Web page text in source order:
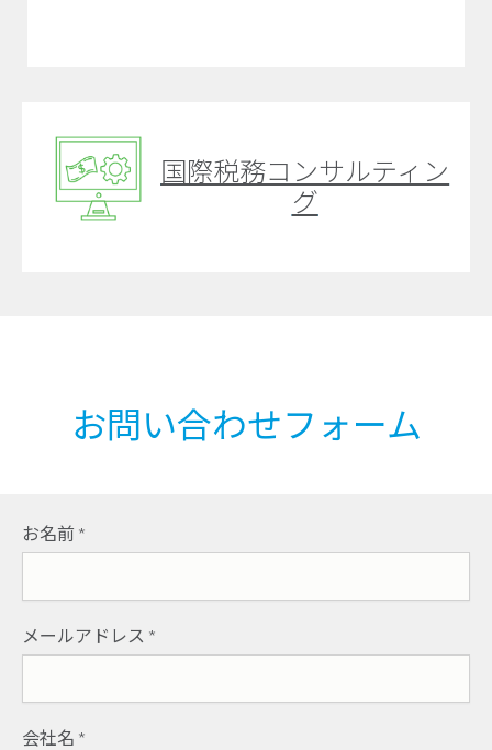
国際税務コンサルティン
グ
お問い合わせフォーム
お名前 *
メールアドレス *
会社名 *